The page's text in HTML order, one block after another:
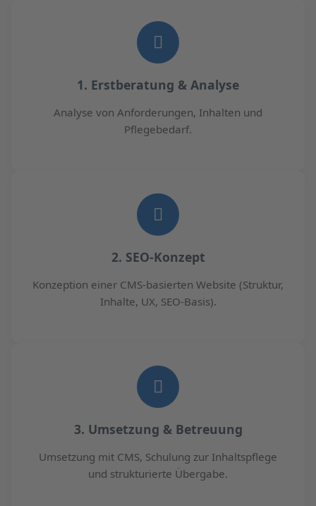
1. Erstberatung & Analyse
Analyse von Anforderungen, Inhalten und
Pflegebedarf.
2. SEO-Konzept
Konzeption einer CMS-basierten Website (Struktur,
Inhalte, UX, SEO-Basis).
3. Umsetzung & Betreuung
Umsetzung mit CMS, Schulung zur Inhaltspflege
und strukturierte Übergabe.